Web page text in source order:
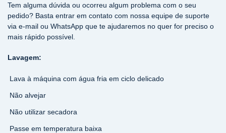
Tem alguma dúvida ou ocorreu algum problema com o seu
pedido? Basta entrar em contato com nossa equipe de suporte
via e-mail ou WhatsApp que te ajudaremos no quer for preciso o
mais rápido possível.
Lavagem:
Lava à máquina com água fria em ciclo delicado
Não alvejar
Não utilizar secadora
Passe em temperatura baixa